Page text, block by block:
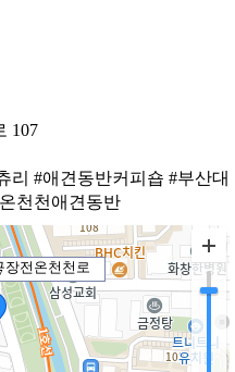
107
리 #애견동반커피숍 #부산대
천천애견동반
장전온천천로